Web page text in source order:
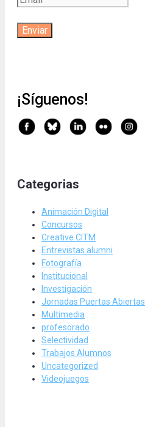
¡Síguenos!
Categorias
Animación Digital
Concursos
Creative CITM
Entrevistas alumni
Fotografía
Institucional
Investigación
Jornadas Puertas Abiertas
Multimedia
profesorado
Selectividad
Trabajos Alumnos
Uncategorized
Videojuegos